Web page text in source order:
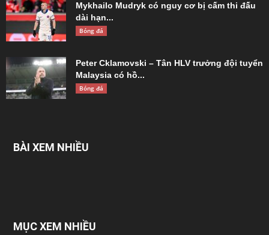
Mykhailo Mudryk có nguy cơ bị cấm thi đấu
dài hạn...
Bóng đá
Peter Cklamovski – Tân HLV trưởng đội tuyển
Malaysia có hồ...
Bóng đá
BÀI XEM NHIỀU
MỤC XEM NHIỀU